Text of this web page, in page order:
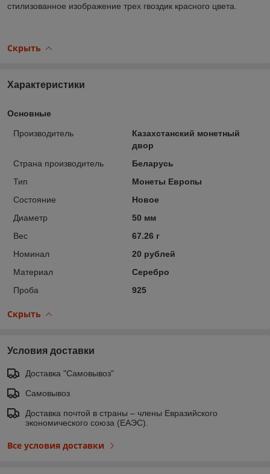
стилизованное изображение трех гвоздик красного цвета.
Скрыть
Характеристики
Основные
Производитель
Казахстанский монетный
двор
Страна производитель
Беларусь
Тип
Монеты Европы
Состояние
Новое
Диаметр
50 мм
Вес
67.26 г
Номинал
20 рублей
Материал
Серебро
Проба
925
Скрыть
Условия доставки
Доставка "Самовывоз"
Самовывоз
Доставка почтой в страны – члены Евразийского
экономического союза (ЕАЭС).
Все условия доставки